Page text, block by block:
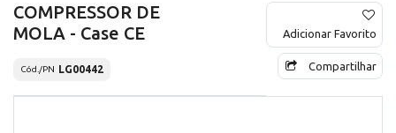
COMPRESSOR DE
MOLA - Case CE
Cód./PN LG00442
Adicionar Favorito
Compartilhar